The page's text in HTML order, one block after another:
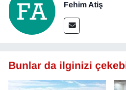
Fehim Atiş
Bunlar da ilginizi